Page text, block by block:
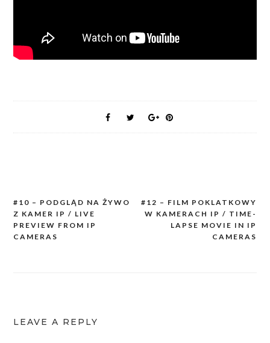
Post
navigation
#10 – PODGLĄD NA ŻYWO
Z KAMER IP / LIVE
PREVIEW FROM IP
CAMERAS
#12 – FILM POKLATKOWY
W KAMERACH IP / TIME-
LAPSE MOVIE IN IP
CAMERAS
LEAVE A REPLY